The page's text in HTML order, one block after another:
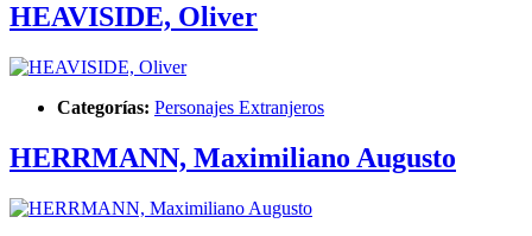
HEAVISIDE, Oliver
Categorías: Personajes Extranjeros
HERRMANN, Maximiliano Augusto